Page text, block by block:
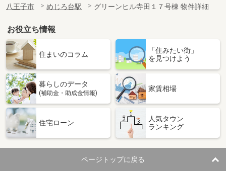
八王子市
めじろ台駅 グリーンヒル寺田１７号棟 物件詳細
お役立ち情報
住まいのコラム
「住みたい街」
を見つけよう
暮らしのデータ
(補助金・助成金情報)
家賃相場
住宅ローン
人気タウン
ランキング
ページトップに戻る